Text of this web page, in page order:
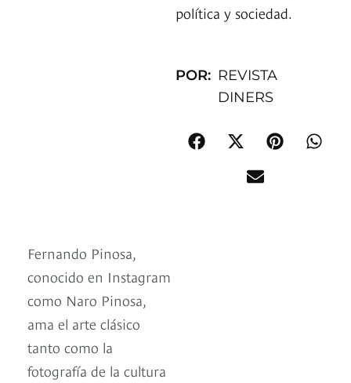
política y sociedad.
POR: REVISTA
DINERS
Fernando Pinosa,
conocido en Instagram
como Naro Pinosa,
ama el arte clásico
tanto como la
fotografía de la cultura